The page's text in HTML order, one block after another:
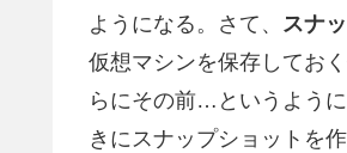
ようになる。さて、 スナ
仮想マシンを保存してお
らにその前…というよう
きにスナップショットを